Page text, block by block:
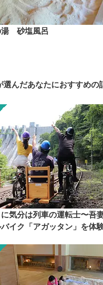
。昔にタイムスリップした
りこみ提供期間：10月～４月】
湯 砂塩風呂
選んだあなたにおすすめの
気分は列車の運転士〜吾
イク「アガッタン」を体